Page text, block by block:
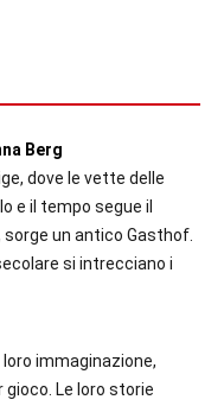
Berg
dove le vette delle
e il tempo segue il
un antico Gasthof.
si intrecciano i
immaginazione,
Le loro storie